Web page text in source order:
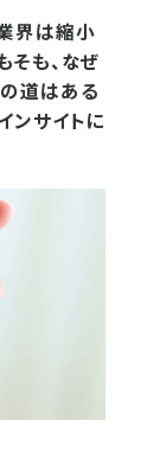
界は縮小
そも、なぜ
道はある
ンサイトに